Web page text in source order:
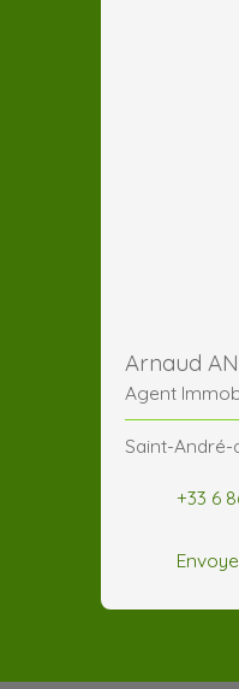
Arnaud
Agent
Saint-André-
+33 6